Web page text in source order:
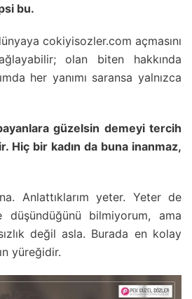
bu.
cokiyisozler.com açmasını
olan biten hakkında
her yanımı saransa yalnızca
güzelsin demeyi tercih
Hiç bir kadın da buna inanmaz,
Anlattıklarım yeter. Yeter de
bilmiyorum, ama
değil asla. Burada en kolay
yüreğidir.